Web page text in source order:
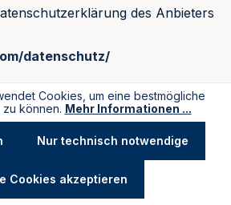
des Anbieters
datenschutz/
Web-Analyse-Software Matomo
Matomo wird auf unseren
so dass keine Daten an
Cookies, um eine bestmögliche
können. Mehr Informationen ...
Nur technisch notwendige
Cookies akzeptieren